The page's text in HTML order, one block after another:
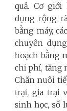
quả. Cơ
dụng rộng
bằng máy,
chuyên
hoạch bằng
chi phí, tăng
Chăn nuôi
trại, gia trại
sinh học, số